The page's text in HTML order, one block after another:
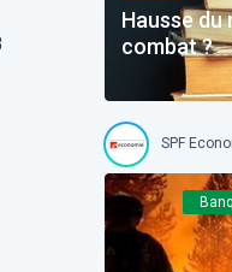
Hausse du
combat ?
SPF